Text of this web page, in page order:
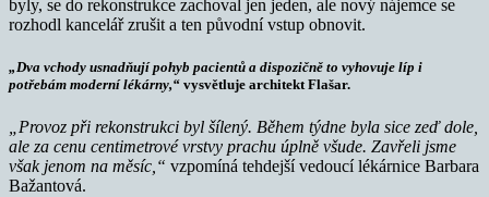
byly, se do rekonstrukce zachoval jen jeden, ale nový nájemce se
rozhodl kancelář zrušit a ten původní vstup obnovit.
„Dva vchody usnadňují pohyb pacientů a dispozičně to vyhovuje líp i
potřebám moderní lékárny,“ vysvětluje architekt Flašar.
„Provoz při rekonstrukci byl šílený. Během týdne byla sice zeď dole,
ale za cenu centimetrové vrstvy prachu úplně všude. Zavřeli jsme
však jenom na měsíc,“ vzpomíná tehdejší vedoucí lékárnice Barbara
Bažantová.